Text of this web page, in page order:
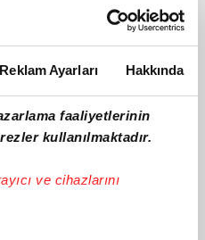
Reklam Ayarları Hakkında
faaliyetlerinin
kullanılmaktadır.
ve cihazlarını